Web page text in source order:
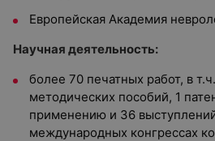
Европейская Академия
Научная деятельность:
более 70 печатных работ, в
методических пособий, 1
применению и 36
международных конгрессах